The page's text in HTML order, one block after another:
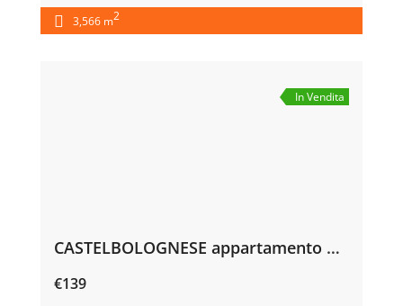
3,566 m2
In Vendita
CASTELBOLOGNESE appartamento piano terra € 139.000
€139